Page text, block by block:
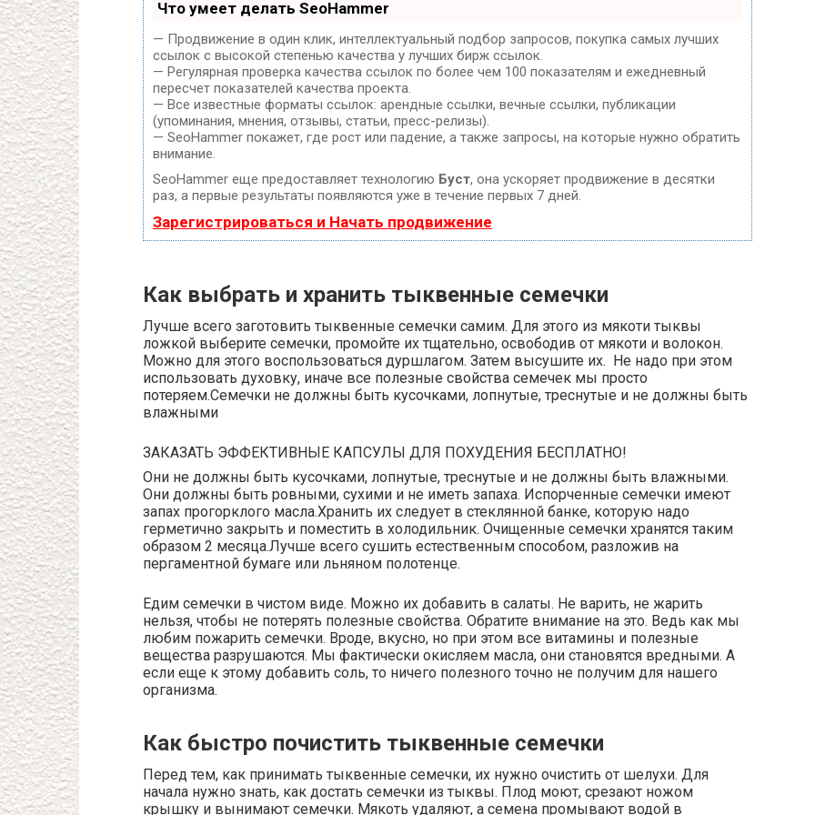
Что умеет делать SeoHammer
— Продвижение в один клик, интеллектуальный подбор запросов, покупка самых лучших
ссылок с высокой степенью качества у лучших бирж ссылок.
— Регулярная проверка качества ссылок по более чем 100 показателям и ежедневный
пересчет показателей качества проекта.
— Все известные форматы ссылок: арендные ссылки, вечные ссылки, публикации
(упоминания, мнения, отзывы, статьи, пресс-релизы).
— SeoHammer покажет, где рост или падение, а также запросы, на которые нужно обратить
внимание.
SeoHammer еще предоставляет технологию Буст, она ускоряет продвижение в десятки
раз, а первые результаты появляются уже в течение первых 7 дней.
Зарегистрироваться и Начать продвижение
Как выбрать и хранить тыквенные семечки
Лучше всего заготовить тыквенные семечки самим. Для этого из мякоти тыквы
ложкой выберите семечки, промойте их тщательно, освободив от мякоти и волокон.
Можно для этого воспользоваться дуршлагом. Затем высушите их. Не надо при этом
использовать духовку, иначе все полезные свойства семечек мы просто
потеряем.Семечки не должны быть кусочками, лопнутые, треснутые и не должны быть
влажными
ЗАКАЗАТЬ ЭФФЕКТИВНЫЕ КАПСУЛЫ ДЛЯ ПОХУДЕНИЯ БЕСПЛАТНО!
Они не должны быть кусочками, лопнутые, треснутые и не должны быть влажными.
Они должны быть ровными, сухими и не иметь запаха. Испорченные семечки имеют
запах прогорклого масла.Хранить их следует в стеклянной банке, которую надо
герметично закрыть и поместить в холодильник. Очищенные семечки хранятся таким
образом 2 месяца.Лучше всего сушить естественным способом, разложив на
пергаментной бумаге или льняном полотенце.
Едим семечки в чистом виде. Можно их добавить в салаты. Не варить, не жарить
нельзя, чтобы не потерять полезные свойства. Обратите внимание на это. Ведь как мы
любим пожарить семечки. Вроде, вкусно, но при этом все витамины и полезные
вещества разрушаются. Мы фактически окисляем масла, они становятся вредными. А
если еще к этому добавить соль, то ничего полезного точно не получим для нашего
организма.
Как быстро почистить тыквенные семечки
Перед тем, как принимать тыквенные семечки, их нужно очистить от шелухи. Для
начала нужно знать, как достать семечки из тыквы. Плод моют, срезают ножом
крышку и вынимают семечки. Мякоть удаляют, а семена промывают водой в